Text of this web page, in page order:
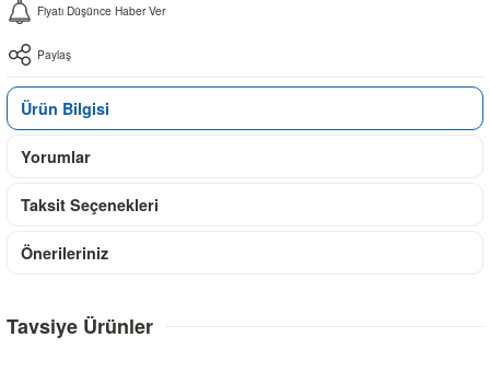
Fiyatı Düşünce Haber Ver
Paylaş
Ürün Bilgisi
Yorumlar
Taksit Seçenekleri
Önerileriniz
Tavsiye Ürünler